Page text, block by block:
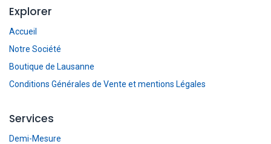
Explorer
Accueil
Notre Société
Boutique de Lausanne
Conditions Générales de Vente et mentions Légales
Services
Demi-Mesure